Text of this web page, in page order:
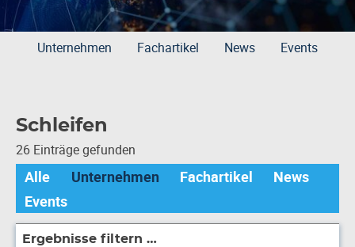
Unternehmen Fachartikel News Events
Schleifen
26 Einträge gefunden
Alle Unternehmen Fachartikel
News
Events
Ergebnisse filtern …